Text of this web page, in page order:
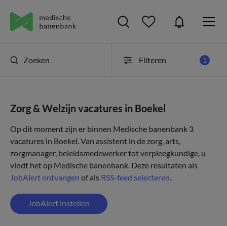
Zoeken Filteren 1
Zorg & Welzijn vacatures in Boekel
Op dit moment zijn er binnen Medische banenbank 3
vacatures in Boekel. Van assistent in de zorg, arts,
zorgmanager, beleidsmedewerker tot verpleegkundige, u
vindt het op Medische banenbank. Deze resultaten als
JobAlert ontvangen of als RSS-feed selecteren.
JobAlert instellen